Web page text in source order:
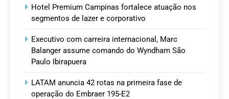
Hotel Premium Campinas fortalece atuação nos
segmentos de lazer e corporativo
Executivo com carreira internacional, Marc
Balanger assume comando do Wyndham São
Paulo Ibirapuera
LATAM anuncia 42 rotas na primeira fase de
operação do Embraer 195-E2